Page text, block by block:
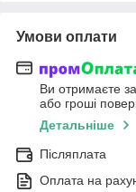
Умови оплати
Ви отримаєте
або гроші
Детальніше
Післяплата
Оплата на